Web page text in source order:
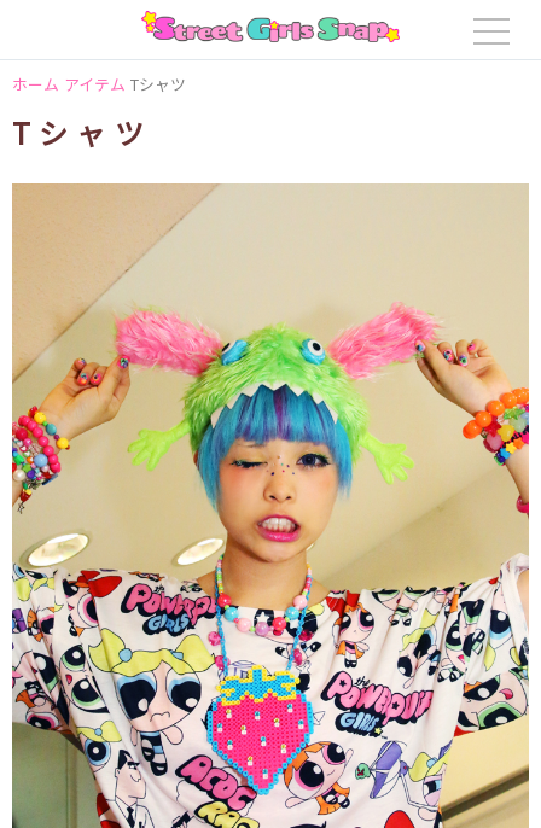
ホーム アイテム Tシャツ
Tシャツ